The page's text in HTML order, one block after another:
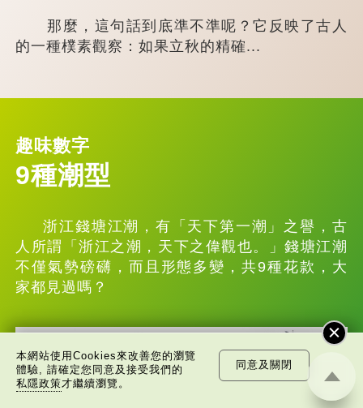
那麼，這句話到底準不準呢？它反映了古人
的一種樸素觀察：如果立秋的精確...
趣味數字
9種潮型
浙江錢塘江潮，有「天下第一潮」之譽，古
人所謂「浙江之潮，天下之偉觀也。」錢塘江潮
不僅氣勢磅礴，而且形態多變，共9種花款，大
家都見過嗎？
本網站使用Cookies來改善您的瀏覽
體驗, 請確定您同意及接受我們的
私隱政策才繼續瀏覽。
同意及關閉